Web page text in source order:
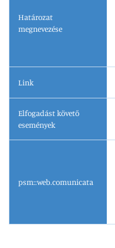
Határozat
megnevezése
Link
Elfogadást követő
események
psm::web.comunicata